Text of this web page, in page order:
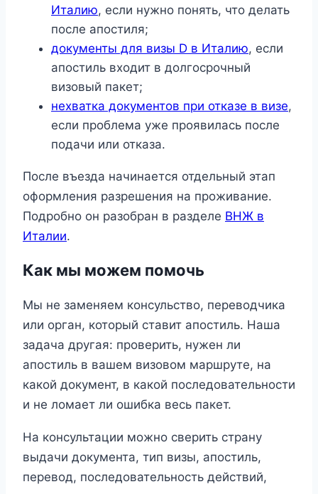
Италию, если нужно понять, что делать
после апостиля;
документы для визы D в Италию, если
апостиль входит в долгосрочный
визовый пакет;
нехватка документов при отказе в визе,
если проблема уже проявилась после
подачи или отказа.
После въезда начинается отдельный этап
оформления разрешения на проживание.
Подробно он разобран в разделе ВНЖ в
Италии.
Как мы можем помочь
Мы не заменяем консульство, переводчика
или орган, который ставит апостиль. Наша
задача другая: проверить, нужен ли
апостиль в вашем визовом маршруте, на
какой документ, в какой последовательности
и не ломает ли ошибка весь пакет.
На консультации можно сверить страну
выдачи документа, тип визы, апостиль,
перевод, последовательность действий,